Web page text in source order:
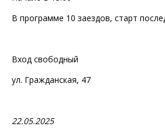
В программе 10 заездов, старт
Вход свободный
ул. Гражданская, 47
22.05.2025